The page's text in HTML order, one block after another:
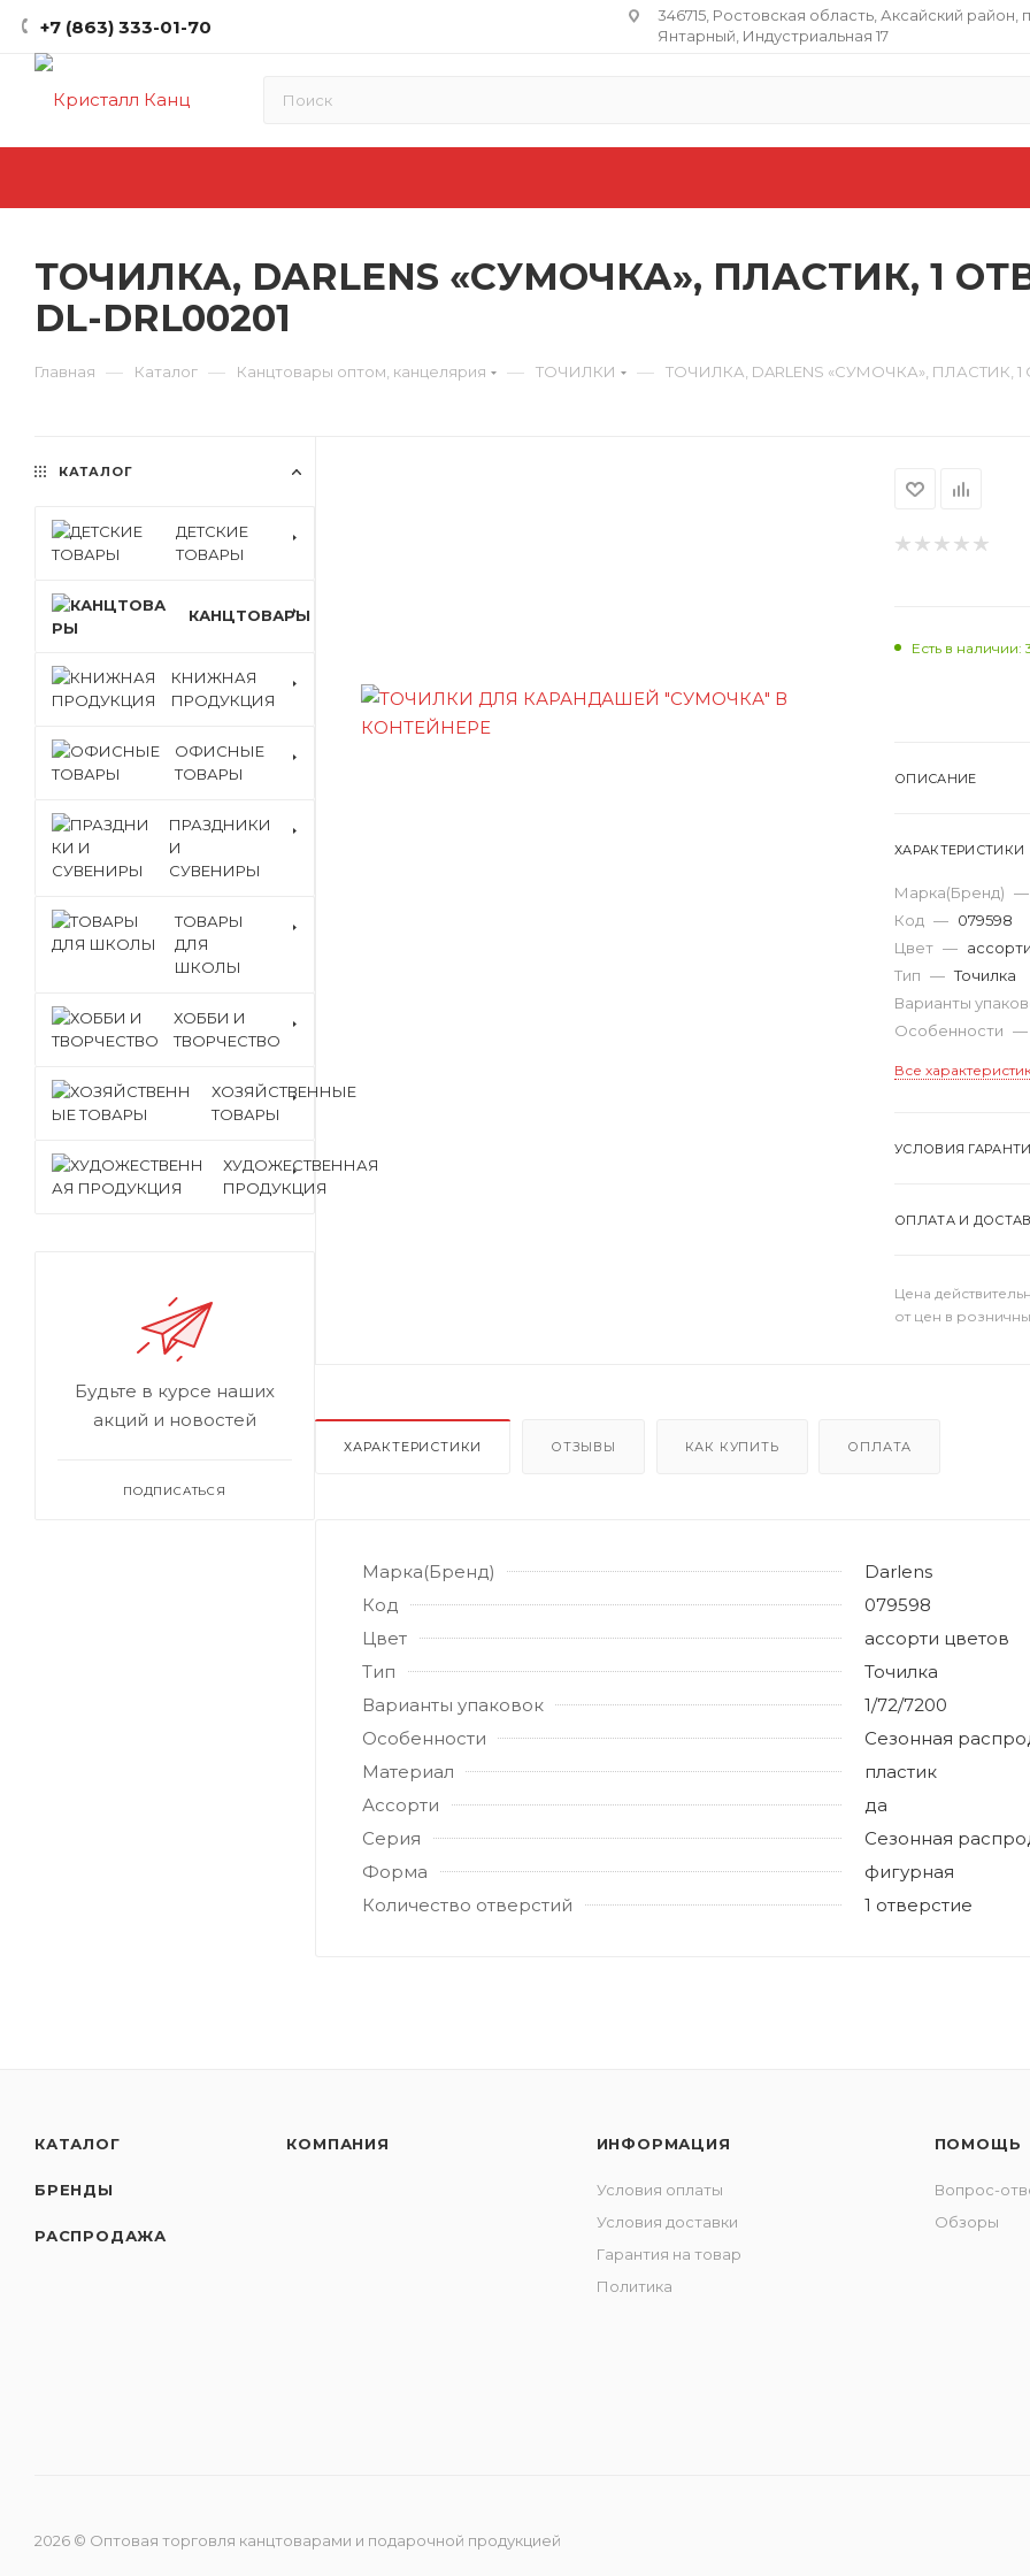
+7 (863) 333-01-70
346715, Ростовская область​, Аксайский район,
Янтарный, Индустриальная 17
ТОЧИЛКА, DARLENS «СУМОЧКА», ПЛАСТИК, 1
DL-DRL00201
Главная — Каталог — Канцтовары оптом, канцелярия — ТОЧИЛКИ — ТОЧИЛКА, DARLENS «СУМОЧКА», ПЛАСТИК, 1
Есть в наличии:
ОПИСАНИЕ
ХАРАКТЕРИСТИКИ
Марка(Бренд) —
Код — 079598
Цвет —
Тип — Точилка
Варианты
Особенности —
Все
УСЛОВИЯ
ОПЛАТА И
Цена
от цен в
ХАРАКТЕРИСТИКИ ОТЗЫВЫ КАК КУПИТЬ ОПЛАТА
Марка(Бренд)
Darlens
Код
079598
Цвет
ассорти цветов
Тип
Точилка
Варианты упаковок
1/72/7200
Особенности
Сезонная
Материал
пластик
Ассорти
да
Серия
Сезонная
Форма
фигурная
Количество отверстий
1 отверстие
КАТАЛОГ
ДЕТСКИЕ
ТОВАРЫ
КАНЦТОВАРЫ
КНИЖНАЯ
ПРОДУКЦИЯ
ОФИСНЫЕ
ТОВАРЫ
ПРАЗДНИКИ
И
СУВЕНИРЫ
ТОВАРЫ
ДЛЯ
ШКОЛЫ
ХОББИ И
ТВОРЧЕСТВО
ХОЗЯЙСТВЕННЫЕ
ТОВАРЫ
ХУДОЖЕСТВЕННАЯ
ПРОДУКЦИЯ
Будьте в курсе наших
акций и новостей
ПОДПИСАТЬСЯ
КАТАЛОГ
БРЕНДЫ
РАСПРОДАЖА
КОМПАНИЯ ИНФОРМАЦИЯ
Условия оплаты
Условия доставки
Гарантия на товар
Политика
ПОМОЩЬ
Вопрос-
Обзоры
2026 © Оптовая торговля канцтоварами и подарочной продукцией